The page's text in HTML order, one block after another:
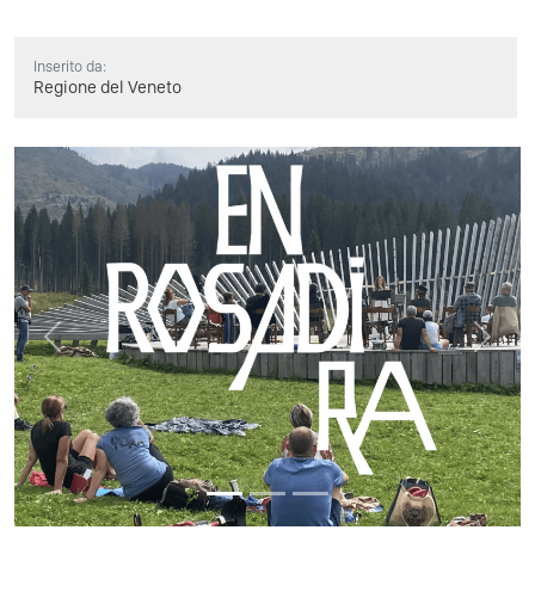
Inserito da:
Regione del Veneto
Previous Next